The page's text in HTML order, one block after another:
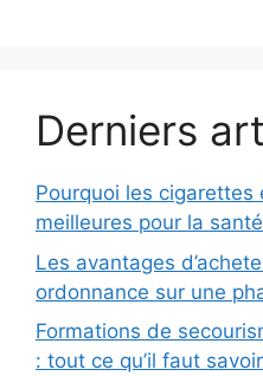
Derniers
Pourquoi les
meilleures pour la santé
Les avantages
ordonnance sur une
Formations de
: tout ce qu’il faut savoir